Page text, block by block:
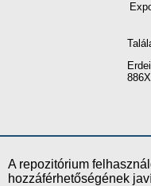
886X
A repozitórium
hozzáférhetőségének